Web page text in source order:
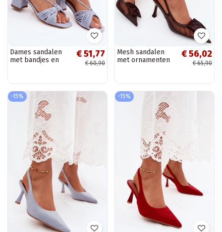
Dames sandalen
met bandjes en
€ 51,77
€ 60,90
Mesh sandalen
met ornamenten
€ 56,02
€ 65,90
-15% -15%